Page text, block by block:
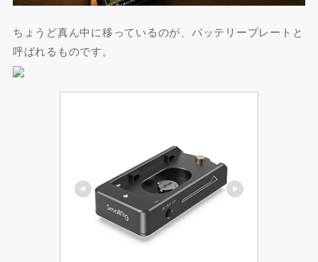
ちょうど真ん中に移っているのが、バッテリープレートと
呼ばれるものです。